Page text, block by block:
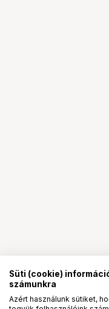
Süti (cookie)
számunkra
Azért használunk sütiket,